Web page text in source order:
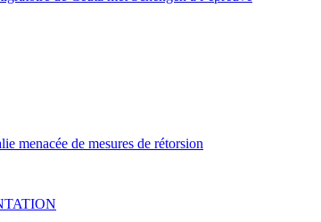
menacée de mesures de rétorsion